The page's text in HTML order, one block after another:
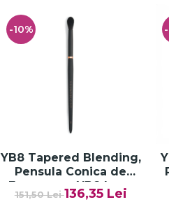
-10%
YB8 Tapered Blending,
Pensula Conica de
Estompare YB8 Luxe
151,50 Lei136,35 Lei